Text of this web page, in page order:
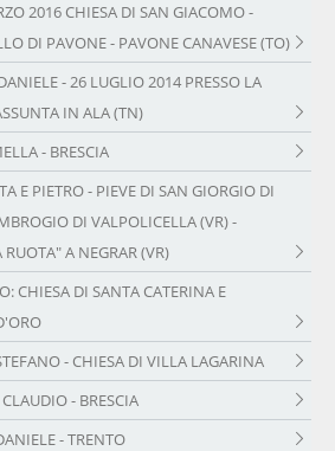
2016 CHIESA DI SAN GIACOMO -
DI PAVONE - PAVONE CANAVESE (TO)
- 26 LUGLIO 2014 PRESSO LA
IN ALA (TN)
- BRESCIA
E PIETRO - PIEVE DI SAN GIORGIO DI
DI VALPOLICELLA (VR) -
A NEGRAR (VR)
CHIESA DI SANTA CATERINA E
- CHIESA DI VILLA LAGARINA
- BRESCIA
- TRENTO